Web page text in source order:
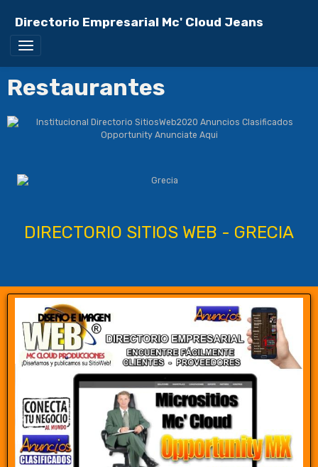
Directorio Empresarial Mc' Cloud Jeans
Restaurantes
DIRECTORIO SITIOS WEB - GRECIA